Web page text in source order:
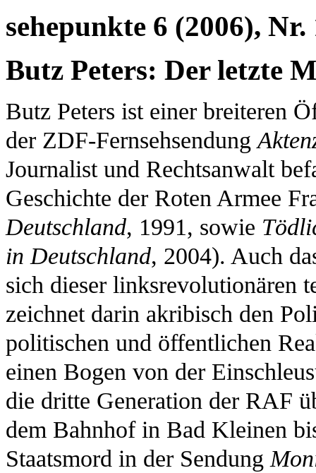
sehepunkte 6 (2006), Nr.
Butz Peters: Der letzte
Butz Peters ist einer breiteren
der ZDF-Fernsehsendung
Journalist und Rechtsanwalt
Geschichte der Roten Armee
Deutschland, 1991, sowie
in Deutschland, 2004). Auch
sich dieser linksrevolutionären
zeichnet darin akribisch den
politischen und öffentlichen
einen Bogen von der
die dritte Generation der RAF
dem Bahnhof in Bad Kleinen
Staatsmord in der Sendung